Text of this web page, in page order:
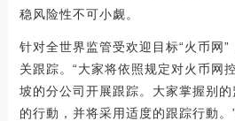
稳风险性不可小觑。
针对全世界监管受欢迎目标“火币网
关跟踪。“大家将依照规定对火币网
坡的分公司开展跟踪。大家掌握别
的行動，并将采用适度的跟踪行動。